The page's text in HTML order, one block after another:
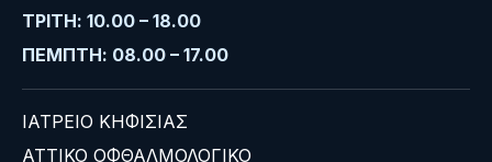
ΤΡΙΤΗ: 10.00 – 18.00
ΠΕΜΠΤΗ: 08.00 – 17.00
ΙΑΤΡΕΙΟ ΚΗΦΙΣΙΑΣ
ΑΤΤΙΚΟ ΟΦΘΑΛΜΟΛΟΓΙΚΟ